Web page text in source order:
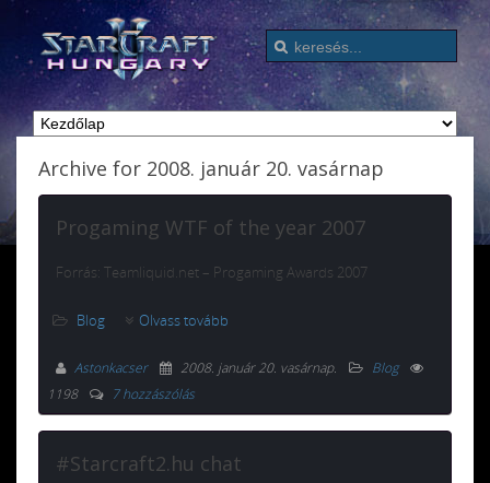
Archive for 2008. január 20. vasárnap
Progaming WTF of the year 2007
Forrás: Teamliquid.net – Progaming Awards 2007
Blog Olvass tovább
Astonkacser 2008. január 20. vasárnap.
Blog
1198
7 hozzászólás
#Starcraft2.hu chat